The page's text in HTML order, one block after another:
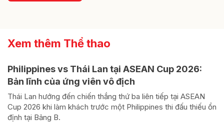
Xem thêm Thể thao
Philippines vs Thái Lan tại ASEAN Cup 2026:
Bản lĩnh của ứng viên vô địch
Thái Lan hướng đến chiến thắng thứ ba liên tiếp tại ASEAN
Cup 2026 khi làm khách trước một Philippines thi đấu thiếu ổn
định tại Bảng B.